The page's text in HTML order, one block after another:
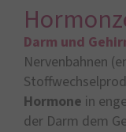
Darm und
Nervenbahnen
Hormone in
der Darm dem